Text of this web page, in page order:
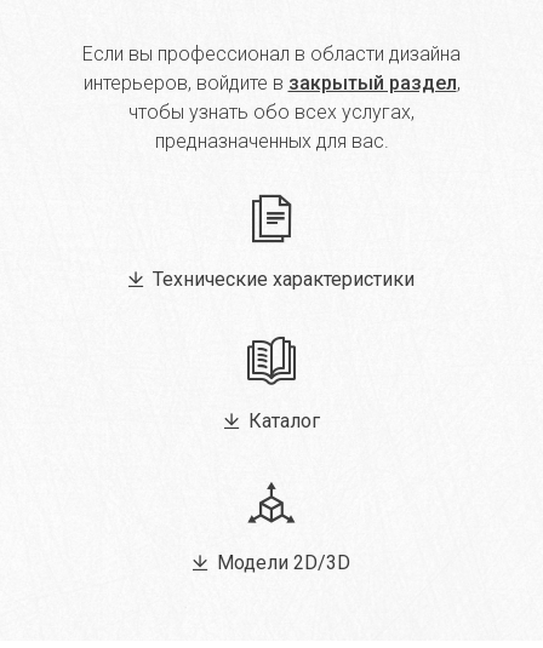
Если вы профессионал в области дизайна
интерьеров, войдите в закрытый раздел,
чтобы узнать обо всех услугах,
предназначенных для вас.
Технические характеристики
Каталог
Модели 2D/3D